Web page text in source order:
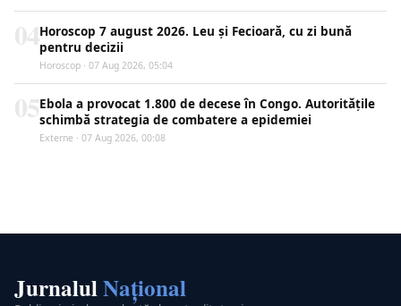
Horoscop 7 august 2026. Leu și Fecioară, cu zi bună
pentru decizii
Horoscop · 07 Aug 2026, 05:04
Ebola a provocat 1.800 de decese în Congo. Autoritățile
schimbă strategia de combatere a epidemiei
Externe · 07 Aug 2026, 00:08
JurnalulNațional